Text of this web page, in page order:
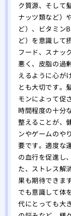
ク質源、そして
ナッツ類など）
ど）、ビタミン
ど）を意識して
フード、スナッ
悪く、皮脂の過
えるように心が
とも大切です。
モンによって促
時間程度の十分
整えることが、
ンやゲームのや
要です。適度な
の血行を促進し
た、ストレス解
果も期待できま
でも意識して体
代にとっても大